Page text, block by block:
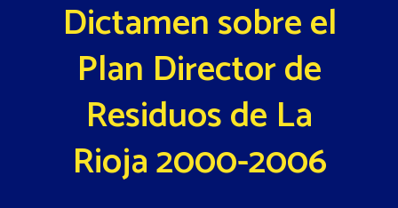
Dictamen sobre el
Plan Director de
Residuos de La
Rioja 2000-2006